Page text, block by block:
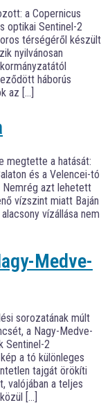
a Copernicus
optikai Sentinel-2
térségéről készült
nyilvánosan
háborús
az […]
megtette a hatását:
és a Velencei-tó
Nemrég azt lehetett
vízszint miatt Baján
vízállása nem
Medve-
sorozatának múlt
a Nagy-Medve-
Sentinel-2
a tó különleges
tajgát örökíti
valójában a teljes
[…]